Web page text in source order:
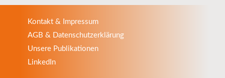
Kontakt & Impressum
AGB & Datenschutzerklärung
Unsere Publikationen
LinkedIn